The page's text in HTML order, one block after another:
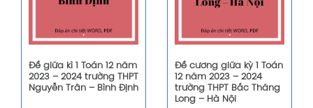
Đề giữa kì 1 Toán 12 năm
2023 – 2024 trường THPT
Nguyễn Trân – Bình Định
Đề cương giữa kỳ 1 Toán
12 năm 2023 – 2024
trường THPT Bắc Thăng
Long – Hà Nội